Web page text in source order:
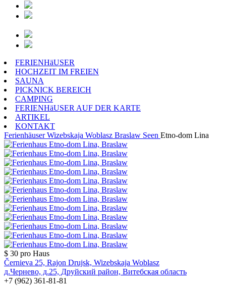
FERIENHäUSER
HOCHZEIT IM FREIEN
SAUNA
PICKNICK BEREICH
CAMPING
FERIENHäUSER AUF DER KARTE
ARTIKEL
KONTAKT
Ferienhäuser Wizebskaja Woblasz Braslaw Seen Etno-dom Lina
$ 30 pro Haus
Černieva 25, Rajon Drujsk, Wizebskaja Woblasz
д.Чернево, д.25, Друйский район, Витебская область
+7 (962) 361-81-81